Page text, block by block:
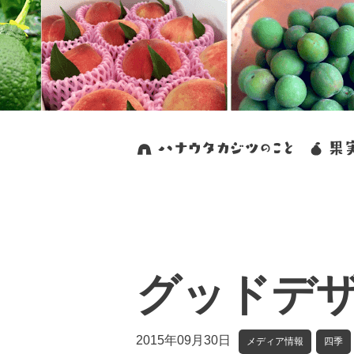
グッドデ
2015年09月30日 メディア情報 四季